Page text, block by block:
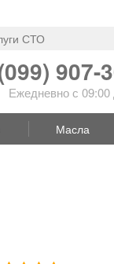
СТО
907-
Ежедневно с 09:00
Масла